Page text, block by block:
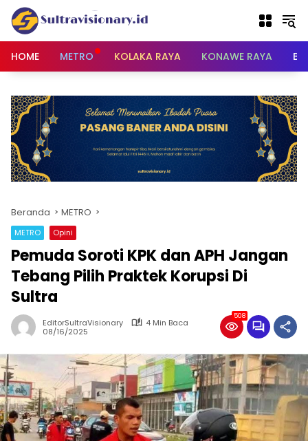
Langsung
konten
HOME
METRO KOLAKA RAYA KONAWE RAYA
Beranda METRO
METRO Opini
Pemuda Soroti KPK dan APH Jangan
Tebang Pilih Praktek Korupsi Di
Sultra
EditorSultraVisionary
4 Min Baca
08/16/2025
508